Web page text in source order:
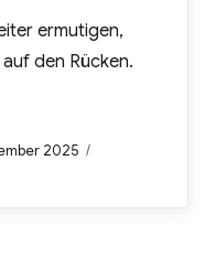
ermutigen,
den Rücken.
2025